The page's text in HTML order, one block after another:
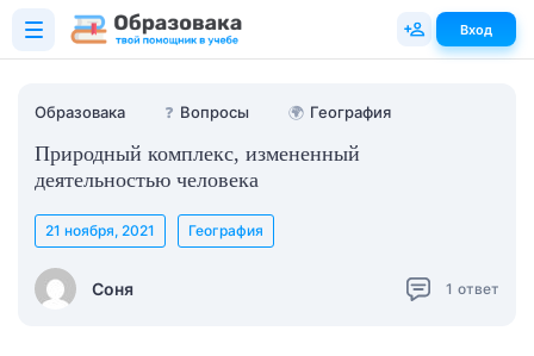
Образовака ❓ Вопросы 🌍 География
Природный комплекс, измененный
деятельностью человека
Соня
21 ноября, 2021 География
1 ответ
Вход